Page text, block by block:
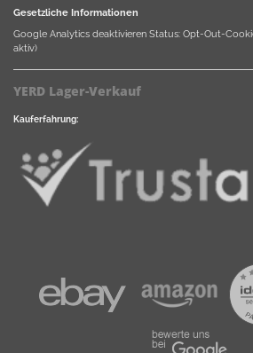
Gesetzliche Informationen
Google Analytics deaktivieren Status: Opt-Out-
aktiv)
YERD Lager-Verkauf
Kauferfahrung: